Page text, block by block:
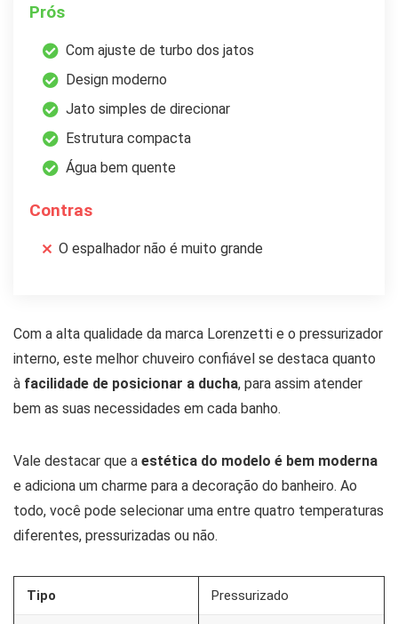
Prós
Com ajuste de turbo dos jatos
Design moderno
Jato simples de direcionar
Estrutura compacta
Água bem quente
Contras
O espalhador não é muito grande
Com a alta qualidade da marca Lorenzetti e o pressurizador
interno, este melhor chuveiro confiável se destaca quanto
à facilidade de posicionar a ducha, para assim atender
bem as suas necessidades em cada banho.
Vale destacar que a estética do modelo é bem moderna
e adiciona um charme para a decoração do banheiro. Ao
todo, você pode selecionar uma entre quatro temperaturas
diferentes, pressurizadas ou não.
Tipo Pressurizado